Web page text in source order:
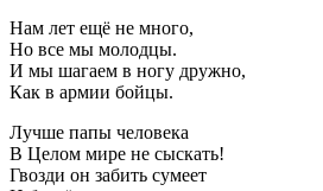
Нам лет ещё не много,
Но все мы молодцы.
И мы шагаем в ногу дружно,
Как в армии бойцы.
Лучше папы человека
В Целом мире не сыскать!
Гвозди он забить сумеет